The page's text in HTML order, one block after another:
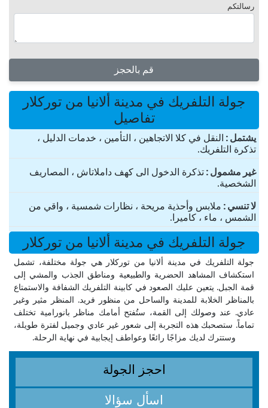
رسالتكم
قم بالحجز
جولة التلفريك في مدينة ألانيا من توركلار
تفاصيل
یشتمل النقل في كلا الاتجاهين ، التأمين ، خدمات الدليل ،
تذكرة التلفريك.
غير مشمول تذكرة الدخول الى كهف داملاتاش ، المصاريف
الشخصية.
لا تنسي ملابس وأحذية مريحة ، نظارات شمسية ، واقي من
الشمس ، ماء ، كاميرا.
جولة التلفريك في مدينة ألانيا من توركلار
جولة التلفريك في مدينة ألانيا من توركلار هي جولة مختلفة، تشمل
استكشاف المشاهد الحضرية والطبيعية ومناطق الجذب والمشي إلى
قمة الجبل. يتعين عليك الصعود في كابينة التلفريك الشفافة والاستمتاع
بالمناظر الخلابة للمدينة والساحل من منظور فريد. المنظر مثير وغير
عادي. عند وصولك إلى القمة، ستُفتح أمامك مناظر بانورامية تختلف
تماماً. ستصحبك هذه التجربة إلى شعور غير عادي وجميل لفترة طويلة،
وستترك لديك مزاجًا رائعًا وعواطف إيجابية في نهاية الرحلة.
احجز الجولة
اسأل سؤالا